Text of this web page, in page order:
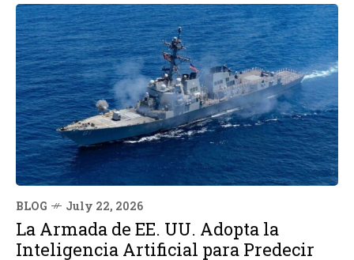
BLOG July 22, 2026
La Armada de EE. UU. Adopta la
Inteligencia Artificial para Predecir